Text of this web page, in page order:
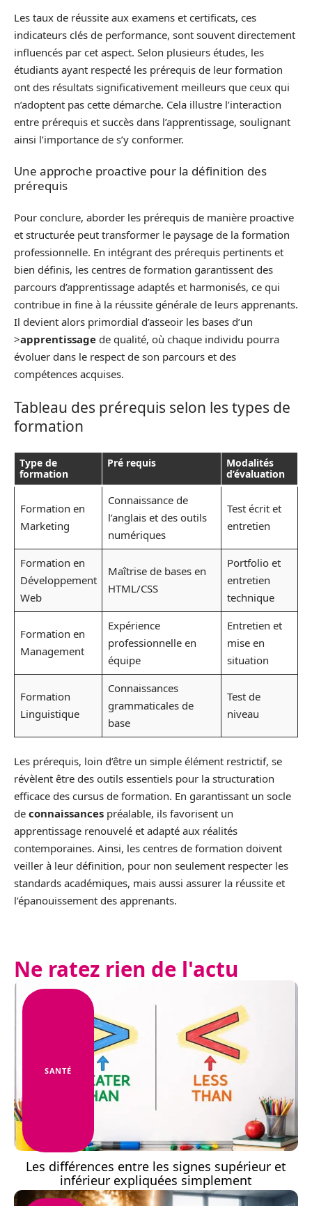
Les taux de réussite aux examens et certificats, ces
indicateurs clés de performance, sont souvent directement
influencés par cet aspect. Selon plusieurs études, les
étudiants ayant respecté les prérequis de leur formation
ont des résultats significativement meilleurs que ceux qui
n’adoptent pas cette démarche. Cela illustre l’interaction
entre prérequis et succès dans l’apprentissage, soulignant
ainsi l’importance de s’y conformer.
Une approche proactive pour la définition des
prérequis
Pour conclure, aborder les prérequis de manière proactive
et structurée peut transformer le paysage de la formation
professionnelle. En intégrant des prérequis pertinents et
bien définis, les centres de formation garantissent des
parcours d’apprentissage adaptés et harmonisés, ce qui
contribue in fine à la réussite générale de leurs apprenants.
Il devient alors primordial d’asseoir les bases d’un
>apprentissage de qualité, où chaque individu pourra
évoluer dans le respect de son parcours et des
compétences acquises.
Tableau des prérequis selon les types de
formation
Type de
formation
Pré requis
Modalités
d’évaluation
Formation en
Marketing
Connaissance de
l’anglais et des outils
numériques
Test écrit et
entretien
Formation en
Développement
Web
Maîtrise de bases en
HTML/CSS
Portfolio et
entretien
technique
Formation en
Management
Expérience
professionnelle en
équipe
Entretien et
mise en
situation
Formation
Linguistique
Connaissances
grammaticales de
base
Test de
niveau
Les prérequis, loin d’être un simple élément restrictif, se
révèlent être des outils essentiels pour la structuration
efficace des cursus de formation. En garantissant un socle
de connaissances préalable, ils favorisent un
apprentissage renouvelé et adapté aux réalités
contemporaines. Ainsi, les centres de formation doivent
veiller à leur définition, pour non seulement respecter les
standards académiques, mais aussi assurer la réussite et
l’épanouissement des apprenants.
Ne ratez rien de l'actu
SANTÉ
Les différences entre les signes supérieur et
inférieur expliquées simplement